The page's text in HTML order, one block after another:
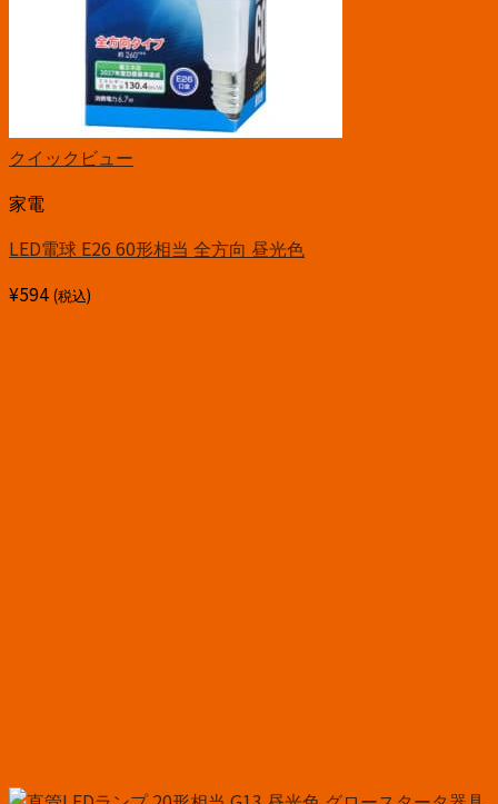
クイックビュー
家電
LED電球 E26 60形相当 全方向 昼光色
¥594 (税込)